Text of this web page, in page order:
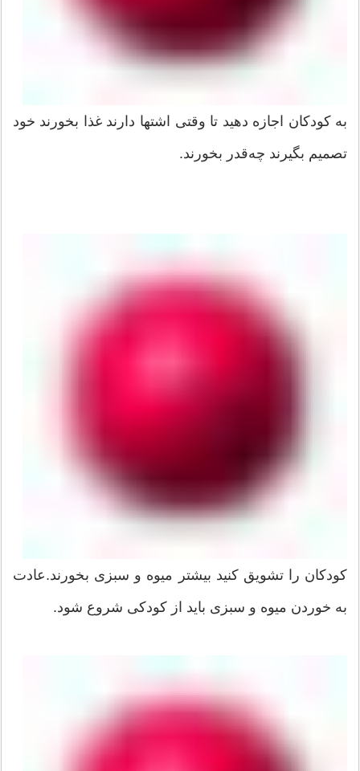
به کودکان اجازه دهید تا وقتی اشتها دارند غذا بخورند خود
تصمیم بگیرند چه‌قدر بخورند.
کودکان را تشویق کنید بیشتر میوه و سبزی بخورند.عادت
به خوردن میوه و سبزی باید از کودکی شروع شود.